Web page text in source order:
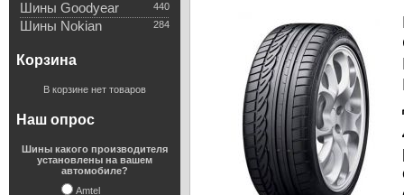
440
Шины Goodyear
284
Шины Nokian
Корзина
В корзине нет товаров
Наш опрос
Шины какого производителя
установлены на вашем
автомобиле?
Amtel